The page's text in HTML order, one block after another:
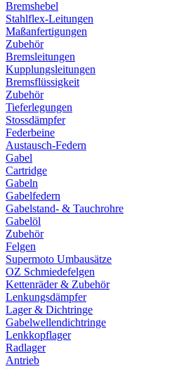
Bremshebel
Stahlflex-Leitungen
Maßanfertigungen
Zubehör
Bremsleitungen
Kupplungsleitungen
Bremsflüssigkeit
Zubehör
Tieferlegungen
Stossdämpfer
Federbeine
Austausch-Federn
Gabel
Cartridge
Gabeln
Gabelfedern
Gabelstand- & Tauchrohre
Gabelöl
Zubehör
Felgen
Supermoto Umbausätze
OZ Schmiedefelgen
Kettenräder & Zubehör
Lenkungsdämpfer
Lager & Dichtringe
Gabelwellendichtringe
Lenkkopflager
Radlager
Antrieb